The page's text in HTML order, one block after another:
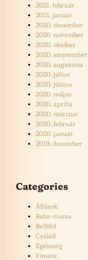
2021. február
2021. január
2020. december
2020. november
2020. október
2020. szeptember
2020. augusztus
2020. július
2020. június
2020. május
2020. április
2020. március
2020. február
2020. január
2019. december
Categories
Állások
Baba-mama
Belföld
Család
Egészség
Fitnesz